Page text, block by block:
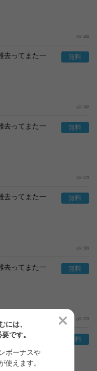
には、
です。
ボーナスや
使えます。
192
去ってまた一
162
去ってまた一
173
去ってまた一
169
去ってまた一
173
去ってまた一